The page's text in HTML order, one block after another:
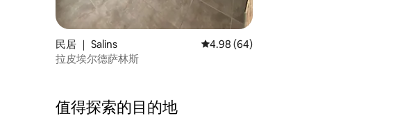
民居 ｜ Salins 平均评分 4.98 分（满分 5 分），共 64 条评价
4.98 (64)
拉皮埃尔德萨林斯
值得探索的目的地